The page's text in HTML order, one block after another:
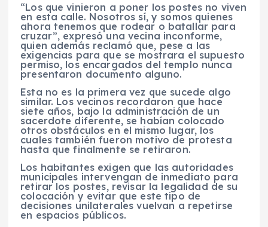
“Los que vinieron a poner los postes no viven
en esta calle. Nosotros sí, y somos quienes
ahora tenemos que rodear o batallar para
cruzar”, expresó una vecina inconforme,
quien además reclamó que, pese a las
exigencias para que se mostrara el supuesto
permiso, los encargados del templo nunca
presentaron documento alguno.
Esta no es la primera vez que sucede algo
similar. Los vecinos recordaron que hace
siete años, bajo la administración de un
sacerdote diferente, se habían colocado
otros obstáculos en el mismo lugar, los
cuales también fueron motivo de protesta
hasta que finalmente se retiraron.
Los habitantes exigen que las autoridades
municipales intervengan de inmediato para
retirar los postes, revisar la legalidad de su
colocación y evitar que este tipo de
decisiones unilaterales vuelvan a repetirse
en espacios públicos.